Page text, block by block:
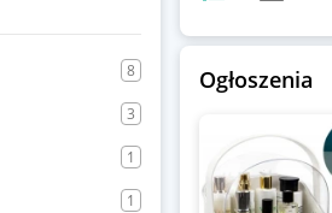
8
3
1
1
Ogłoszenia